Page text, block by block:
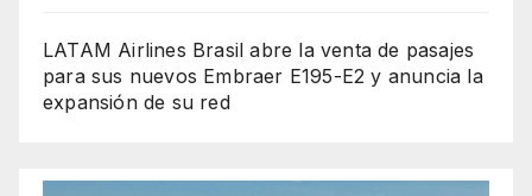
LATAM Airlines Brasil abre la venta de pasajes
para sus nuevos Embraer E195-E2 y anuncia la
expansión de su red